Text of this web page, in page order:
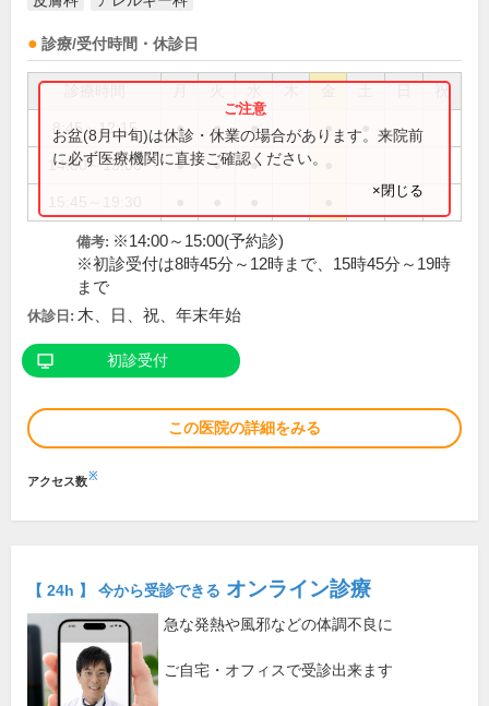
診療/受付時間・休診日
祝
8:45～12:15 ● ● ● ●
14:00～15:00 ● ● ●
お盆(8月中旬)は休診・休業の場合があります。来院前
に必ず医療機関に直接ご確認ください。
×閉じる
備考: ※14:00～15:00(予約診)
※初診受付は8時45分～12時まで、15時45分～19時
まで
休診日: 木、日、祝、年末年始
初診受付
この医院の詳細をみる
アクセス数※
【 24h 】 今から受診できる オンライン診療
急な発熱や風邪などの体調不良に
ご自宅・オフィスで受診出来ます